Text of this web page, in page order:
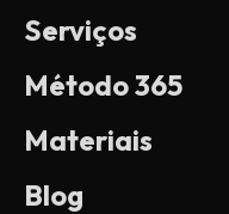
Serviços
Método 365
Materiais
Blog